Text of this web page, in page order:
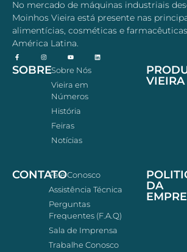
No mercado de máquinas industriais
Moinhos Vieira está presente nas
alimentícias, cosméticas e
América Latina.
SOBRESobre Nós
Vieira em
Números
História
Feiras
Notícias
VIEIRA
CONTATOFale Conosco
Assistência Técnica
Perguntas
Frequentes (F.A.Q)
Sala de Imprensa
Trabalhe Conosco
DA